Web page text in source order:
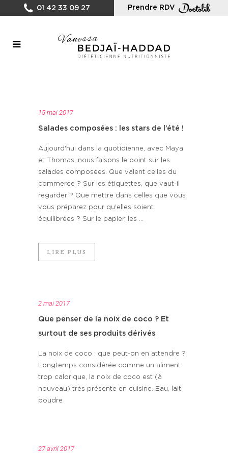
01 42 33 09 27 Prendre RDV
15 mai 2017
Salades composées : les stars de l’été !
Aujourd'hui dans la quotidienne, avec Maya
et Thomas, nous faisons le point sur les
salades composées. Que valent celles du
commerce ? Sur les étiquettes, que vaut-il
regarder ? Que mettre dans celles que vous
vous préparez pour qu'elles soient
équilibrées ? Sur le papier, les ...
LIRE PLUS
2 mai 2017
Que penser de la noix de coco ? Et
surtout de ses produits dérivés
La noix de coco : que peut-on en attendre ?
Longtemps considérée comme un aliment
trop calorique, la noix de coco est (à
nouveau) très présente en cuisine. Eau, lait,
poudre
27 avril 2017